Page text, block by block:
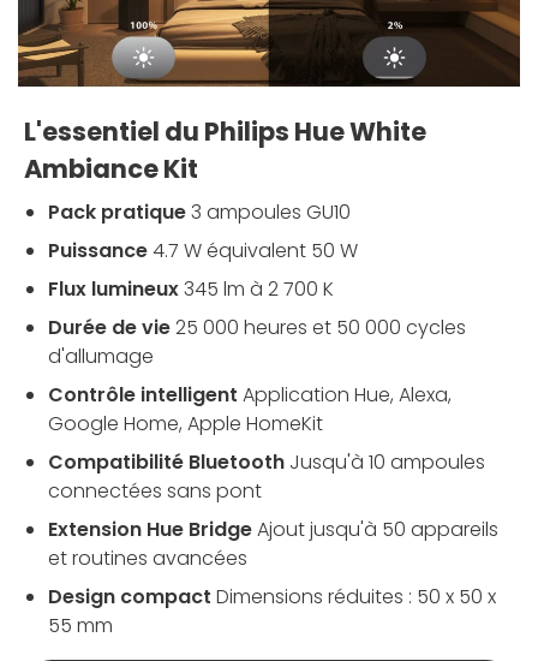
L'essentiel du Philips Hue White
Ambiance Kit
Pack pratique3 ampoules GU10
Puissance4.7 W équivalent 50 W
Flux lumineux345 lm à 2 700 K
Durée de vie25 000 heures et 50 000 cycles
d'allumage
Contrôle intelligent Application Hue, Alexa,
Google Home, Apple HomeKit
Compatibilité Bluetooth Jusqu'à 10 ampoules
connectées sans pont
Extension Hue BridgeAjout jusqu'à 50 appareils
et routines avancées
Design compact Dimensions réduites : 50 x 50 x
55 mm